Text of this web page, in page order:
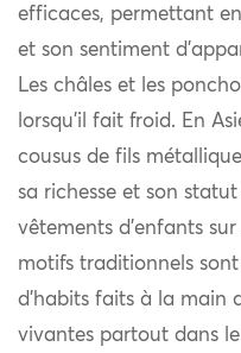
efficaces, permettant
et son sentiment
Les châles et les
lorsqu’il fait froid. En
cousus de fils
sa richesse et son
vêtements d’enfants
motifs traditionnels
d’habits faits à la main
vivantes partout dans